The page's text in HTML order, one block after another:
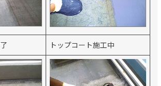
トップコート施工中